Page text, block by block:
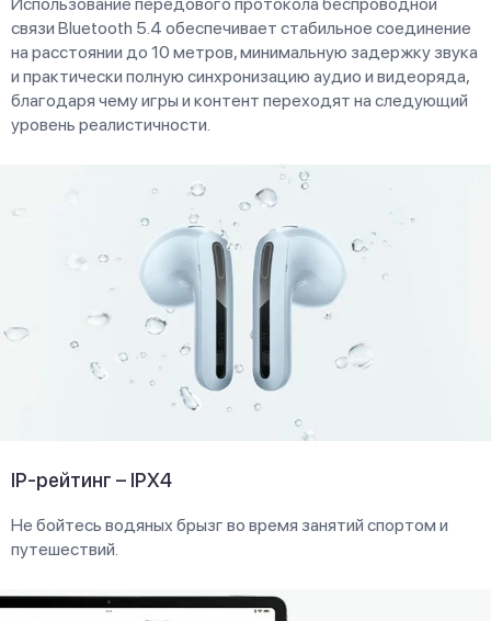
связи Bluetooth 5.4 обеспечивает стабильное соединение
на расстоянии до 10 метров, минимальную задержку звука
и практически полную синхронизацию аудио и видеоряда,
благодаря чему игры и контент переходят на следующий
уровень реалистичности.
IP-рейтинг – IPX4
Не бойтесь водяных брызг во время занятий спортом и
путешествий.